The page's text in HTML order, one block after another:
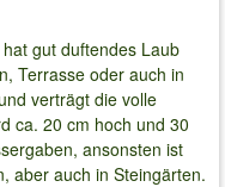
gut duftendes Laub
Terrasse oder auch in
verträgt die volle
ca. 20 cm hoch und 30
ansonsten ist
aber auch in Steingärten.